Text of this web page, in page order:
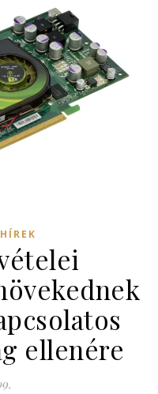
HÍREK
ellenére